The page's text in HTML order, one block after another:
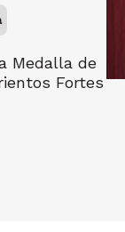
Medalla de
Fortes